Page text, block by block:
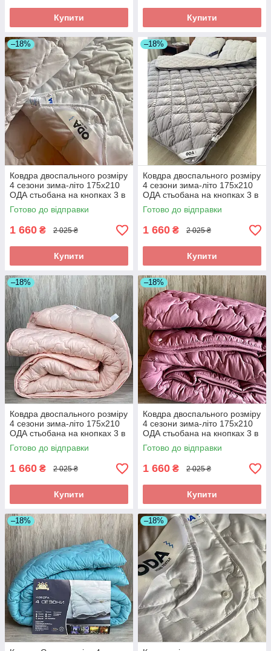
Купити Купити
–18%
Ковдра двоспального розміру
4 сезони зима-літо 175х210
ОДА стьобана на кнопках 3 в
1, Колір - Белый
Готово до відправки
1 660 ₴ 2 025 ₴
Купити
–18%
Ковдра двоспального розміру
4 сезони зима-літо 175х210
ОДА стьобана на кнопках 3 в
1, Колір - Сірий
Готово до відправки
1 660 ₴ 2 025 ₴
Купити
–18%
Ковдра двоспального розміру
4 сезони зима-літо 175х210
ОДА стьобана на кнопках 3 в
1, Колір - Ніжно кораловий
Готово до відправки
1 660 ₴ 2 025 ₴
Купити
–18%
Ковдра двоспального розміру
4 сезони зима-літо 175х210
ОДА стьобана на кнопках 3 в
1, Колір - Малиновий
Готово до відправки
1 660 ₴ 2 025 ₴
Купити
–18% –18%